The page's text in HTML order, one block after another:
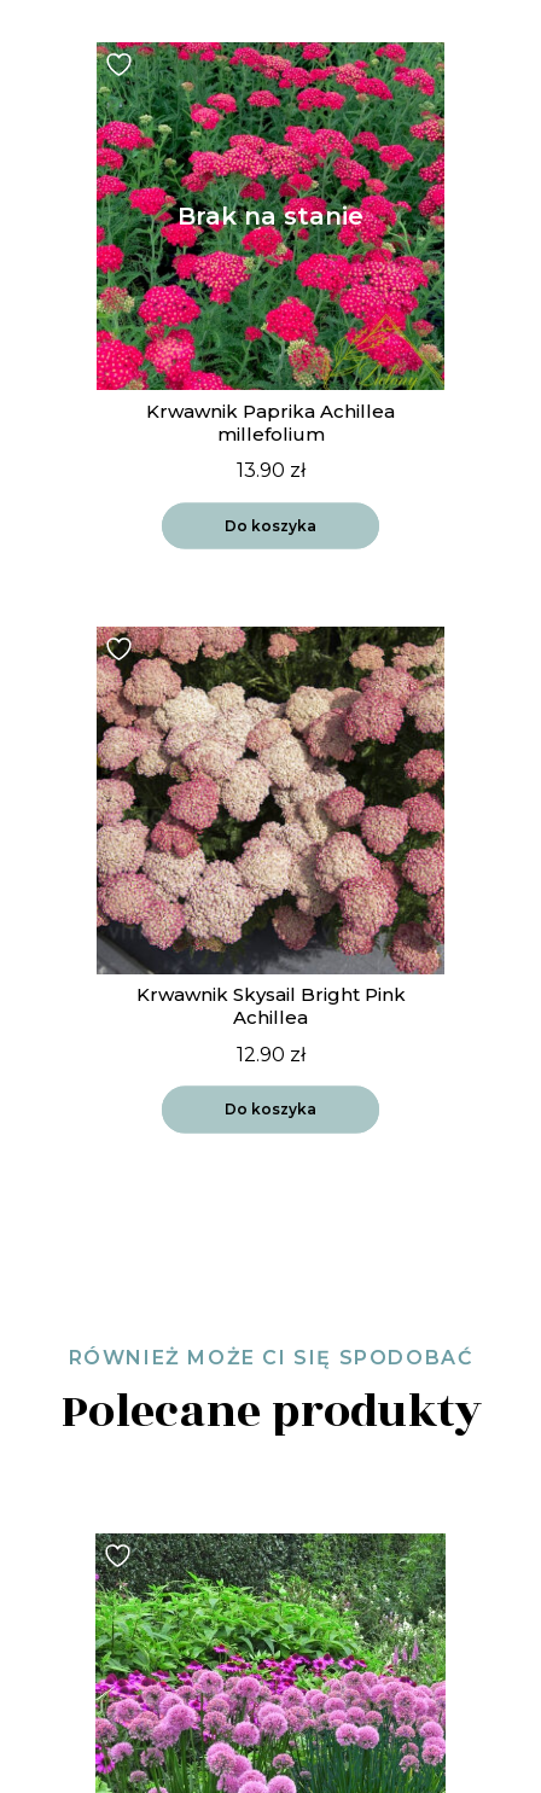
Krwawnik Paprika Achillea
millefolium
13.90 zł
Do koszyka
Krwawnik Skysail Bright Pink
Achillea
12.90 zł
Do koszyka
RÓWNIEŻ MOŻE CI SIĘ SPODOBAĆ
Polecane produkty